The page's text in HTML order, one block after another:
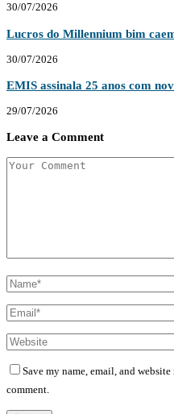
30/07/2026
Lucros do Millennium bim
30/07/2026
EMIS assinala 25 anos com
29/07/2026
Leave a Comment
Save my name, email, and
comment.